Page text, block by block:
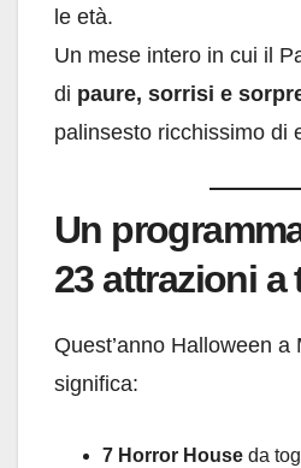
le età.
Un mese intero in cui il
di paure, sorrisi e
palinsesto ricchissimo di
Un
23 attrazioni a
Quest’anno Halloween a
significa:
7 Horror House da